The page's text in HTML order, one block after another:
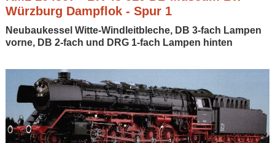
Würzburg Dampflok - Spur 1
Neubaukessel Witte-Windleitbleche, DB 3-fach Lampen
vorne, DB 2-fach und DRG 1-fach Lampen hinten